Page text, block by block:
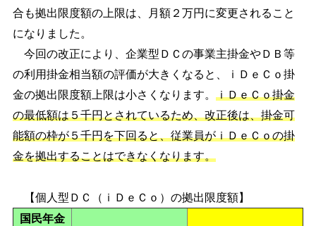
合も拠出限度額の上限は、月額２万円に変更されること
になりました。
今回の改正により、企業型ＤＣの事業主掛金やＤＢ等
の利用掛金相当額の評価が大きくなると、ｉＤｅＣｏ掛
金の拠出限度額上限は小さくなります。 ｉＤｅＣｏ掛金
の最低額は５千円とされているため、改正後は、掛金可
能額の枠が５千円を下回ると、従業員がｉＤｅＣｏの掛
金を拠出することはできなくなります。
【個人型ＤＣ（ｉＤｅＣｏ）の拠出限度額】
国民年金